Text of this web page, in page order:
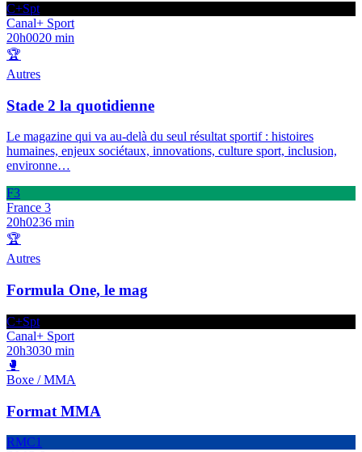
C+Spt
Canal+ Sport
20h0020 min
🏆
Autres
Stade 2 la quotidienne
Le magazine qui va au-delà du seul résultat sportif : histoires
humaines, enjeux sociétaux, innovations, culture sport, inclusion,
environne…
F3
France 3
20h0236 min
🏆
Autres
Formula One, le mag
C+Spt
Canal+ Sport
20h3030 min
🥊
Boxe / MMA
Format MMA
RMC1